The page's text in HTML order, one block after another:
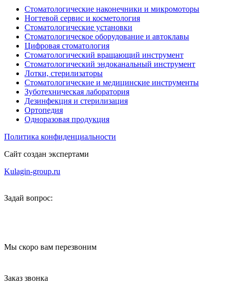
Стоматологические наконечники и микромоторы
Ногтевой сервис и косметология
Стоматологические установки
Стоматологическое оборудование и автоклавы
Цифровая стоматология
Стоматологический вращающий инструмент
Стоматологический эндоканальный инструмент
Лотки, стерилизаторы
Стоматологические и медицинские инструменты
Зуботехническая лаборатория
Дезинфекция и стерилизация
Ортопедия
Одноразовая продукция
Политика конфиденциальности
Сайт создан экспертами
Kulagin-group.ru
Задай вопрос:
Мы скоро вам перезвоним
Заказ звонка